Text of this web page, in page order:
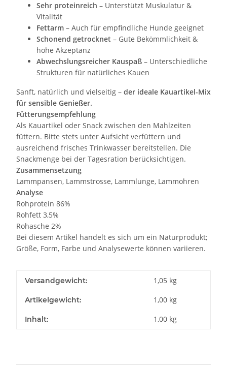
Sehr proteinreich – Unterstützt Muskulatur &
Vitalität
Fettarm – Auch für empfindliche Hunde geeignet
Schonend getrocknet – Gute Bekömmlichkeit &
hohe Akzeptanz
Abwechslungsreicher Kauspaß – Unterschiedliche
Strukturen für natürliches Kauen
Sanft, natürlich und vielseitig – der ideale Kauartikel-Mix
für sensible Genießer.
Fütterungsempfehlung
Als Kauartikel oder Snack zwischen den Mahlzeiten
füttern. Bitte stets unter Aufsicht verfüttern und
ausreichend frisches Trinkwasser bereitstellen. Die
Snackmenge bei der Tagesration berücksichtigen.
Zusammensetzung
Lammpansen, Lammstrosse, Lammlunge, Lammohren
Analyse
Rohprotein 86%
Rohfett 3,5%
Rohasche 2%
Bei diesem Artikel handelt es sich um ein Naturprodukt;
Größe, Form, Farbe und Analysewerte können variieren.
Versandgewicht: 1,05 kg
Artikelgewicht: 1,00 kg
Inhalt: 1,00 kg